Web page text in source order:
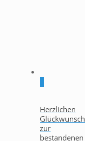
Herzlichen
Glückwunsch
zur
bestandenen